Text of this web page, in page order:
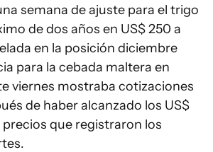
semana de ajuste para el trigo
de dos años en US$ 250 a
en la posición diciembre
para la cebada maltera en
viernes mostraba cotizaciones
de haber alcanzado los US$
precios que registraron los